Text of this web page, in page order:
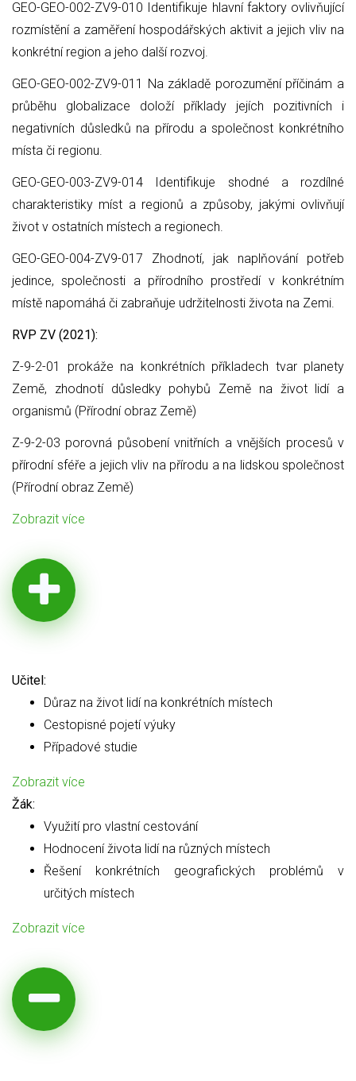
GEO-GEO-002-ZV9-010 Identifikuje hlavní faktory ovlivňující
rozmístění a zaměření hospodářských aktivit a jejich vliv na
konkrétní region a jeho další rozvoj.
GEO-GEO-002-ZV9-011 Na základě porozumění příčinám a
průběhu globalizace doloží příklady jejích pozitivních i
negativních důsledků na přírodu a společnost konkrétního
místa či regionu.
GEO-GEO-003-ZV9-014 Identifikuje shodné a rozdílné
charakteristiky míst a regionů a způsoby, jakými ovlivňují
život v ostatních místech a regionech.
GEO-GEO-004-ZV9-017 Zhodnotí, jak naplňování potřeb
jedince, společnosti a přírodního prostředí v konkrétním
místě napomáhá či zabraňuje udržitelnosti života na Zemi.
RVP ZV (2021):
Z-9-2-01 prokáže na konkrétních příkladech tvar planety
Země, zhodnotí důsledky pohybů Země na život lidí a
organismů (Přírodní obraz Země)
Z-9-2-03 porovná působení vnitřních a vnějších procesů v
přírodní sféře a jejich vliv na přírodu a na lidskou společnost
(Přírodní obraz Země)
Zobrazit více
Učitel:
Důraz na život lidí na konkrétních místech
Cestopisné pojetí výuky
Případové studie
Zobrazit více
Žák:
Využití pro vlastní cestování
Hodnocení života lidí na různých místech
Řešení konkrétních geografických problémů v
určitých místech
Zobrazit více